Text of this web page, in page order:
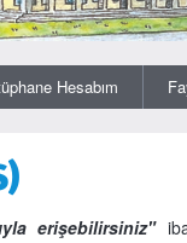
Hesabım
erişebilirsiniz"